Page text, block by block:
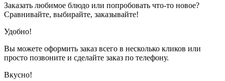
Заказать любимое блюдо или попробовать что-то новое?
Сравнивайте, выбирайте, заказывайте!
Удобно!
Вы можете оформить заказ всего в несколько кликов или
просто позвоните и сделайте заказ по телефону.
Вкусно!